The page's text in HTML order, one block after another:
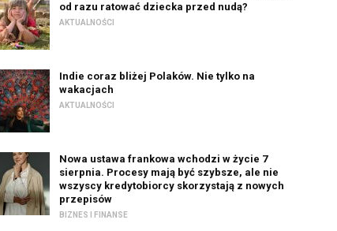
od razu ratować dziecka przed nudą?
AKTUALNOŚCI
Indie coraz bliżej Polaków. Nie tylko na
wakacjach
AKTUALNOŚCI
Nowa ustawa frankowa wchodzi w życie 7
sierpnia. Procesy mają być szybsze, ale nie
wszyscy kredytobiorcy skorzystają z nowych
przepisów
BIZNES I FINANSE